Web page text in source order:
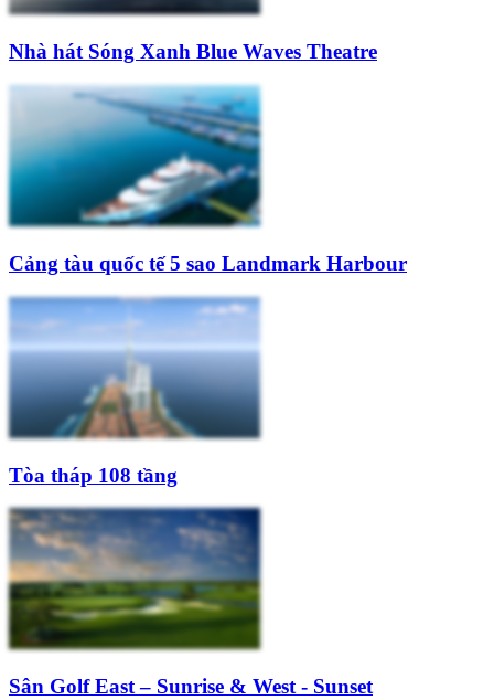
Nhà hát Sóng Xanh Blue Waves Theatre
Cảng tàu quốc tế 5 sao Landmark Harbour
Tòa tháp 108 tầng
Sân Golf East – Sunrise & West - Sunset​